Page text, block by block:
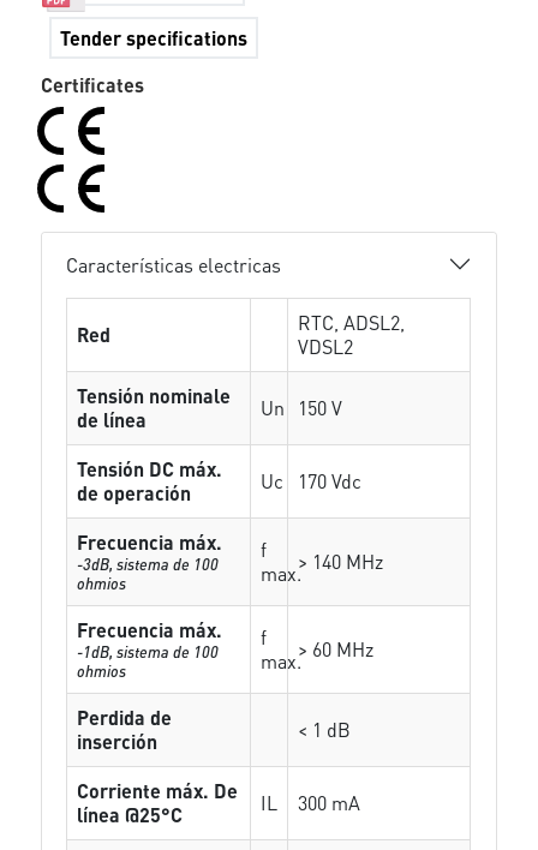
Tender specifications
Certificates
Características electricas
Red
RTC, ADSL2,
VDSL2
Tensión nominale
de línea
Un 150 V
Tensión DC máx.
de operación
Uc 170 Vdc
Frecuencia máx.
-3dB, sistema de 100
ohmios
f
max.> 140 MHz
Frecuencia máx.
-1dB, sistema de 100
ohmios
f
max.> 60 MHz
Perdida de
inserción
< 1 dB
Corriente máx. De
línea @25°C
IL 300 mA